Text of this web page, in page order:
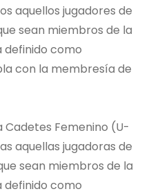
aquellos jugadores de
sean miembros de la
definido como
con la membresía de
Cadetes Femenino (U-
aquellas jugadoras de
sean miembros de la
definido como